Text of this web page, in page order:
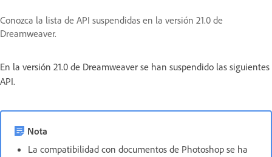
Conozca la lista de API suspendidas en la versión 21.0 de
Dreamweaver.
En la versión 21.0 de Dreamweaver se han suspendido las siguientes
API.
Nota
La compatibilidad con documentos de Photoshop se ha